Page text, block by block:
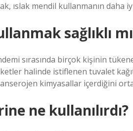
ıslak mendil kullanmanın daha
sağlıklı
sırasında birçok kişinin
halinde istiflenen tuvalet
kimyasallar içerdiğini
ne kullanılırdı?